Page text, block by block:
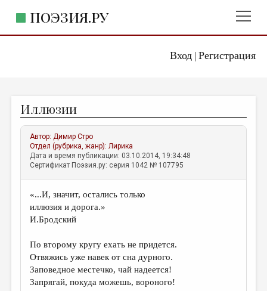
Вход| Регистрация
ПОЭЗИЯ.РУ
ЖАНРЫ
АВТОРЫ
КОММЕНТАРИИ
ЛИТСАЛОН
НОВОСТИ
ПРАВИЛА САЙТА
ОТДЕЛЫ И РУБРИКИ
ИЗБРАННОЕ
ДАЙДЖЕСТ
Иллюзии
Автор:Димир Стро
Отдел (рубрика, жанр):Лирика
Дата и время публикации: 03.10.2014, 19:34:48
Сертификат Поэзия.ру: серия 1042 № 107795
«...И, значит, остались только
иллюзия и дорога.»
И.Бродский
По второму кругу ехать не придется.
Отвяжись уже навек от сна дурного.
Заповедное местечко, чай надеется!
Запрягай, покуда можешь, вороного!